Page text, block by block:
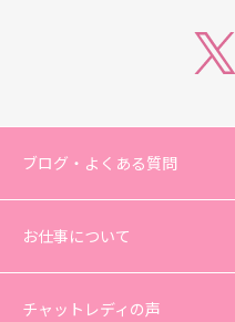
ブログ・よくある質問
お仕事について
チャットレディの声